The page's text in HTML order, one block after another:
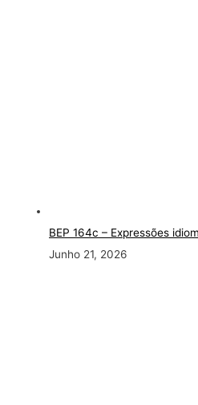
BEP 164c – Expressões
Junho 21, 2026